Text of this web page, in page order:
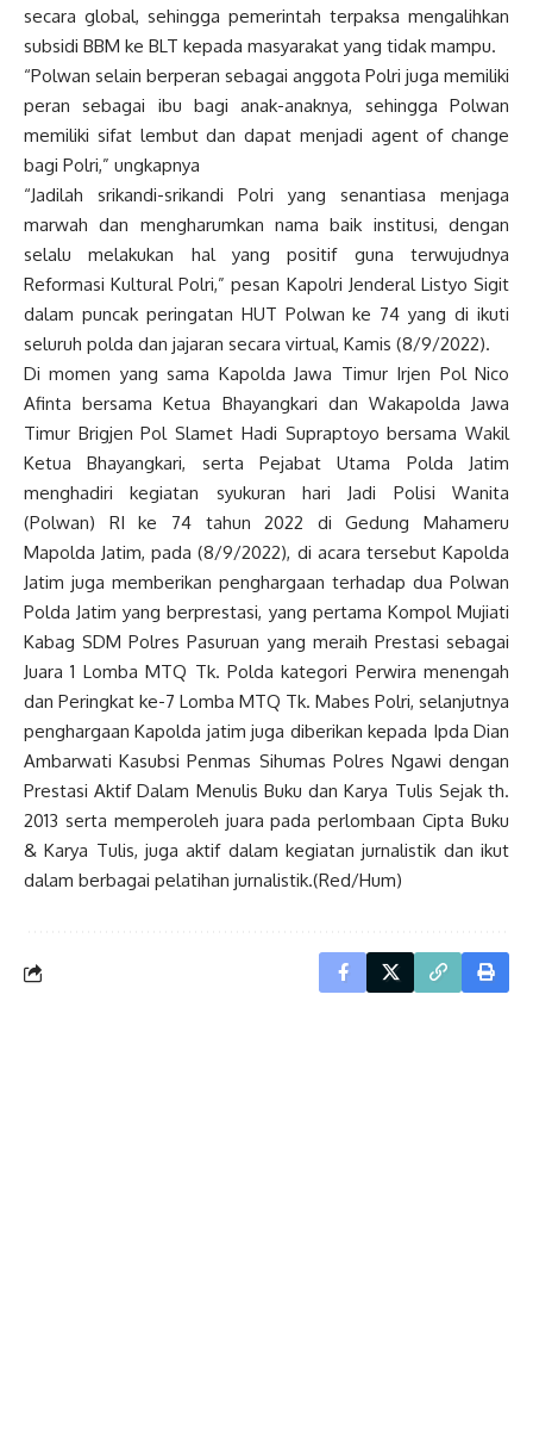
secara global, sehingga pemerintah terpaksa mengalihkan
subsidi BBM ke BLT kepada masyarakat yang tidak mampu.
“Polwan selain berperan sebagai anggota Polri juga memiliki
peran sebagai ibu bagi anak-anaknya, sehingga Polwan
memiliki sifat lembut dan dapat menjadi agent of change
bagi Polri,” ungkapnya
“Jadilah srikandi-srikandi Polri yang senantiasa menjaga
marwah dan mengharumkan nama baik institusi, dengan
selalu melakukan hal yang positif guna terwujudnya
Reformasi Kultural Polri,” pesan Kapolri Jenderal Listyo Sigit
dalam puncak peringatan HUT Polwan ke 74 yang di ikuti
seluruh polda dan jajaran secara virtual, Kamis (8/9/2022).
Di momen yang sama Kapolda Jawa Timur Irjen Pol Nico
Afinta bersama Ketua Bhayangkari dan Wakapolda Jawa
Timur Brigjen Pol Slamet Hadi Supraptoyo bersama Wakil
Ketua Bhayangkari, serta Pejabat Utama Polda Jatim
menghadiri kegiatan syukuran hari Jadi Polisi Wanita
(Polwan) RI ke 74 tahun 2022 di Gedung Mahameru
Mapolda Jatim, pada (8/9/2022), di acara tersebut Kapolda
Jatim juga memberikan penghargaan terhadap dua Polwan
Polda Jatim yang berprestasi, yang pertama Kompol Mujiati
Kabag SDM Polres Pasuruan yang meraih Prestasi sebagai
Juara 1 Lomba MTQ Tk. Polda kategori Perwira menengah
dan Peringkat ke-7 Lomba MTQ Tk. Mabes Polri, selanjutnya
penghargaan Kapolda jatim juga diberikan kepada Ipda Dian
Ambarwati Kasubsi Penmas Sihumas Polres Ngawi dengan
Prestasi Aktif Dalam Menulis Buku dan Karya Tulis Sejak th.
2013 serta memperoleh juara pada perlombaan Cipta Buku
& Karya Tulis, juga aktif dalam kegiatan jurnalistik dan ikut
dalam berbagai pelatihan jurnalistik.(Red/Hum)